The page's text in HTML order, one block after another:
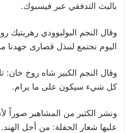
بالبث التدفقي عبر فيسبوك.
وقال النجم البوليوودي رهريتيك
اليوم نجتمع لنبذل قصارى جهدنا
وقال النجم الكبير شاه روخ خان:
كل شيء سيكون على ما يرام.
ونشر الكثير من المشاهير صوراً
عليها شعار الحفلة: من أجل الهند.